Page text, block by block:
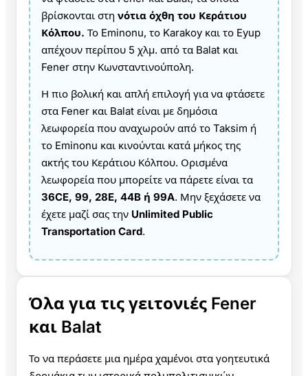
βρίσκονται στη νότια όχθη του Κεράτιου
Κόλπου. Το Eminonu, το Karakoy και το Eyup
απέχουν περίπου 5 χλμ. από τα Balat και
Fener στην Κωνσταντινούπολη.
Η πιο βολική και απλή επιλογή για να φτάσετε
στα Fener και Balat είναι με δημόσια
λεωφορεία που αναχωρούν από το Taksim ή
το Eminonu και κινούνται κατά μήκος της
ακτής του Κεράτιου Κόλπου. Ορισμένα
λεωφορεία που μπορείτε να πάρετε είναι τα
36CE, 99, 28E, 44B ή 99A. Μην ξεχάσετε να
έχετε μαζί σας την Unlimited Public
Transportation Card.
Όλα για τις γειτονιές Fener
και Balat
Το να περάσετε μια ημέρα χαμένοι στα γοητευτικά